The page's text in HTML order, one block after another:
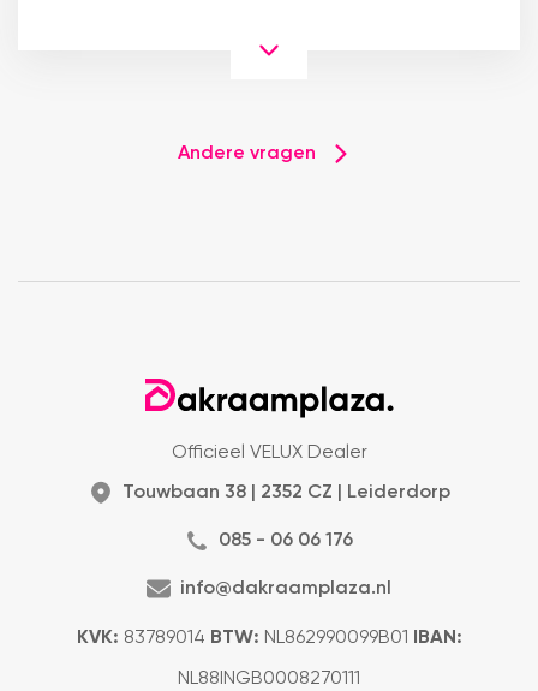
Andere vragen
Officieel VELUX Dealer
Touwbaan 38 | 2352 CZ | Leiderdorp
085 - 06 06 176
info@dakraamplaza.nl
KVK: 83789014 BTW: NL862990099B01 IBAN:
NL88INGB0008270111